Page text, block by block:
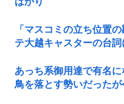
「マスコミの立ち位置
テ大越キャスターの台
あっち系御用達で有名
鳥を落とす勢いだった